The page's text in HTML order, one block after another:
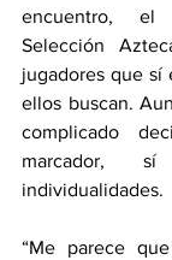
encuentro,
Selección
jugadores que sí
ellos buscan.
complicado
marcador,
individualidades.
“Me parece